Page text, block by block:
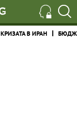
КРИЗАТА В ИРАН